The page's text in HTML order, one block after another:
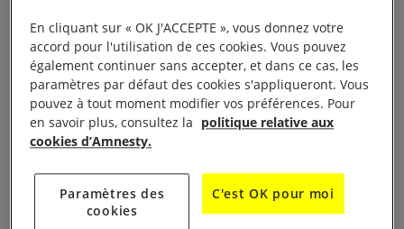
nombreux Africains, la CPI représente la seule
possibilité d’obtenir justice pour les crimes qu’ils ont
subis.
L’annonce faite par la Gambie est tout
elle soutient fermement la justice internationale et le
En cliquant sur « OK J'ACCEPTE », vous donnez votre
accord pour l'utilisation de ces cookies. Vous pouvez
également continuer sans accepter, et dans ce cas, les
paramètres par défaut des cookies s'appliqueront. Vous
pouvez à tout moment modifier vos préférences. Pour
en savoir plus, consultez la politique relative aux
cookies d’Amnesty.
Paramètres des
cookies
C'est OK pour moi